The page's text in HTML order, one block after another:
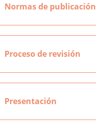
Normas de publicación
Proceso de revisión
Presentación